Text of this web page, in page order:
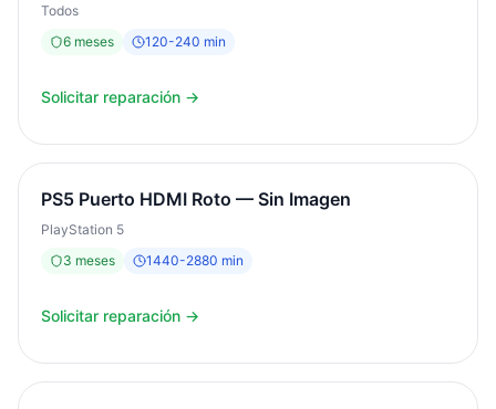
Todos
6 meses 120-240 min
Solicitar reparación →
PS5 Puerto HDMI Roto — Sin Imagen
PlayStation 5
3 meses 1440-2880 min
Solicitar reparación →